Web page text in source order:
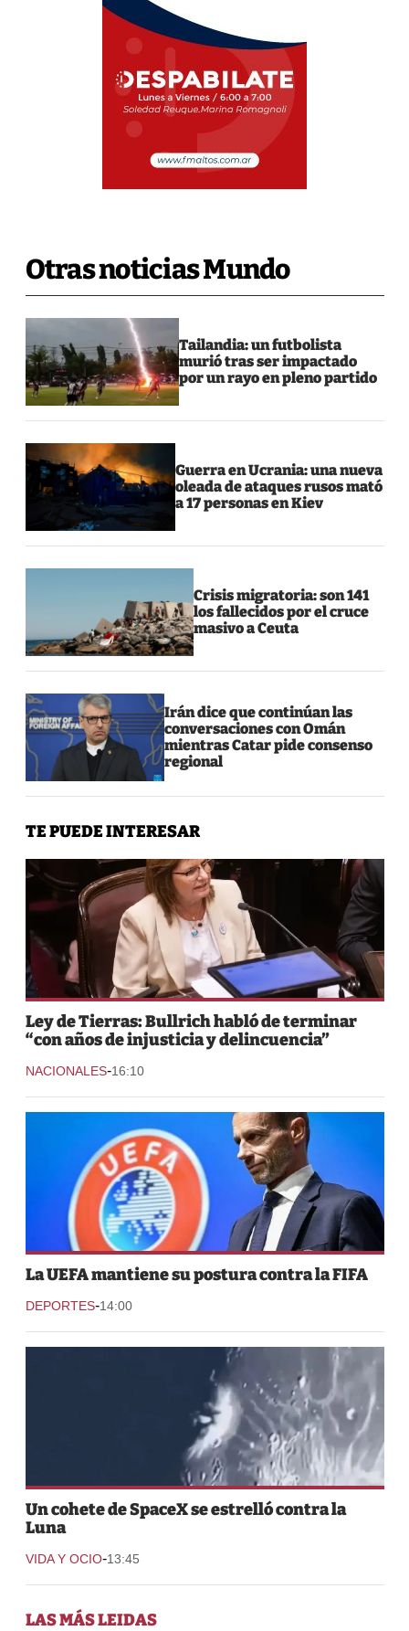
Otras noticias Mundo
Tailandia: un futbolista
murió tras ser impactado
por un rayo en pleno partido
Guerra en Ucrania: una nueva
oleada de ataques rusos mató
a 17 personas en Kiev
Crisis migratoria: son 141
los fallecidos por el cruce
masivo a Ceuta
Irán dice que continúan las
conversaciones con Omán
mientras Catar pide consenso
regional
TE PUEDE INTERESAR
Ley de Tierras: Bullrich habló de terminar
“con años de injusticia y delincuencia”
NACIONALES-16:10
La UEFA mantiene su postura contra la FIFA
DEPORTES-14:00
Un cohete de SpaceX se estrelló contra la
Luna
VIDA Y OCIO-13:45
LAS MÁS LEIDAS